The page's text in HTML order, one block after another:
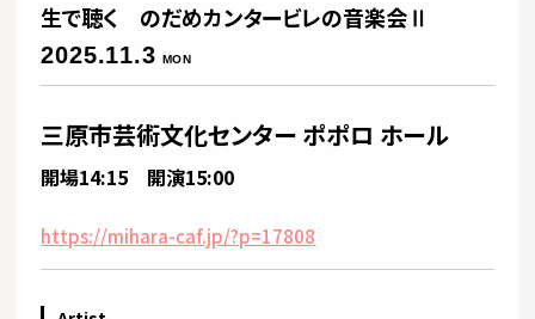
PRODUCE
生で聴く のだめカンタービレの音楽会Ⅱ
2025.11.3 MON
三原市芸術文化センター ポポロ ホール
開場14:15 開演15:00
https://mihara-caf.jp/?p=17808